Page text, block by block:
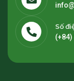
Số